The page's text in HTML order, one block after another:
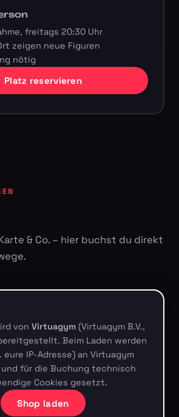
freitags 20:30 Uhr
zeigen neue Figuren
nötig
Platz reservieren
& Co. – hier buchst du direkt
von Virtuagym (Virtuagym B.V.,
Beim Laden werden
eure IP-Adresse) an Virtuagym
für die Buchung technisch
Cookies gesetzt.
Shop laden